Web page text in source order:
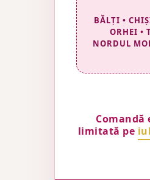
BĂLȚI •
ORHEI •
NORDUL
Comandă
limitată pe